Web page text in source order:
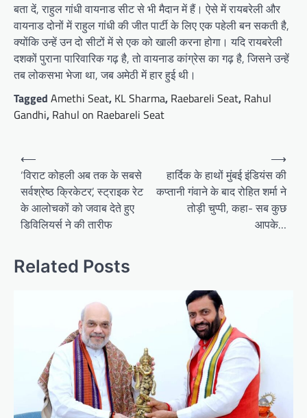
बता दें, राहुल गांधी वायनाड सीट से भी मैदान में हैं। ऐसे में रायबरेली और
वायनाड दोनों में राहुल गांधी की जीत पार्टी के लिए एक पहेली बन सकती है,
क्योंकि उन्हें उन दो सीटों में से एक को खाली करना होगा। यदि रायबरेली
दशकों पुराना पारिवारिक गढ़ है, तो वायनाड कांग्रेस का गढ़ है, जिसने उन्हें
तब लोकसभा भेजा था, जब अमेठी में हार हुई थी।
Tagged Amethi Seat, KL Sharma, Raebareli Seat, Rahul
Gandhi, Rahul on Raebareli Seat
Post
navigation
⟵
‘विराट कोहली अब तक के सबसे
सर्वश्रेष्ठ क्रिकेटर’, स्ट्राइक रेट
के आलोचकों को जवाब देते हुए
डिविलियर्स ने की तारीफ
हार्दिक के हाथों मुंबई इंडियंस की
कप्तानी गंवाने के बाद रोहित शर्मा ने
तोड़ी चुप्पी, कहा- सब कुछ
आपके…
⟶
Related Posts